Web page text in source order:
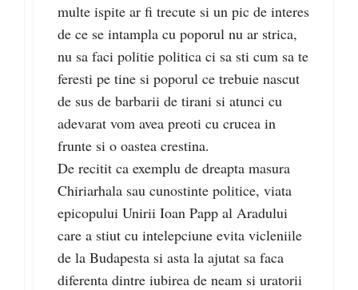
multe ispite ar fi trecute si un pic de interes
de ce se intampla cu poporul nu ar strica,
nu sa faci politie politica ci sa sti cum sa te
feresti pe tine si poporul ce trebuie nascut
de sus de barbarii de tirani si atunci cu
adevarat vom avea preoti cu crucea in
frunte si o oastea crestina.
De recitit ca exemplu de dreapta masura
Chiriarhala sau cunostinte politice, viata
epicopului Unirii Ioan Papp al Aradului
care a stiut cu intelepciune evita vicleniile
de la Budapesta si asta la ajutat sa faca
diferenta dintre iubirea de neam si uratorii